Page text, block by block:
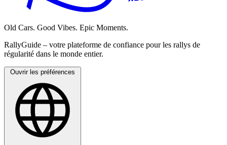
Old Cars. Good Vibes. Epic Moments.
RallyGuide – votre plateforme de confiance pour les rallys de
régularité dans le monde entier.
Ouvrir les préférences